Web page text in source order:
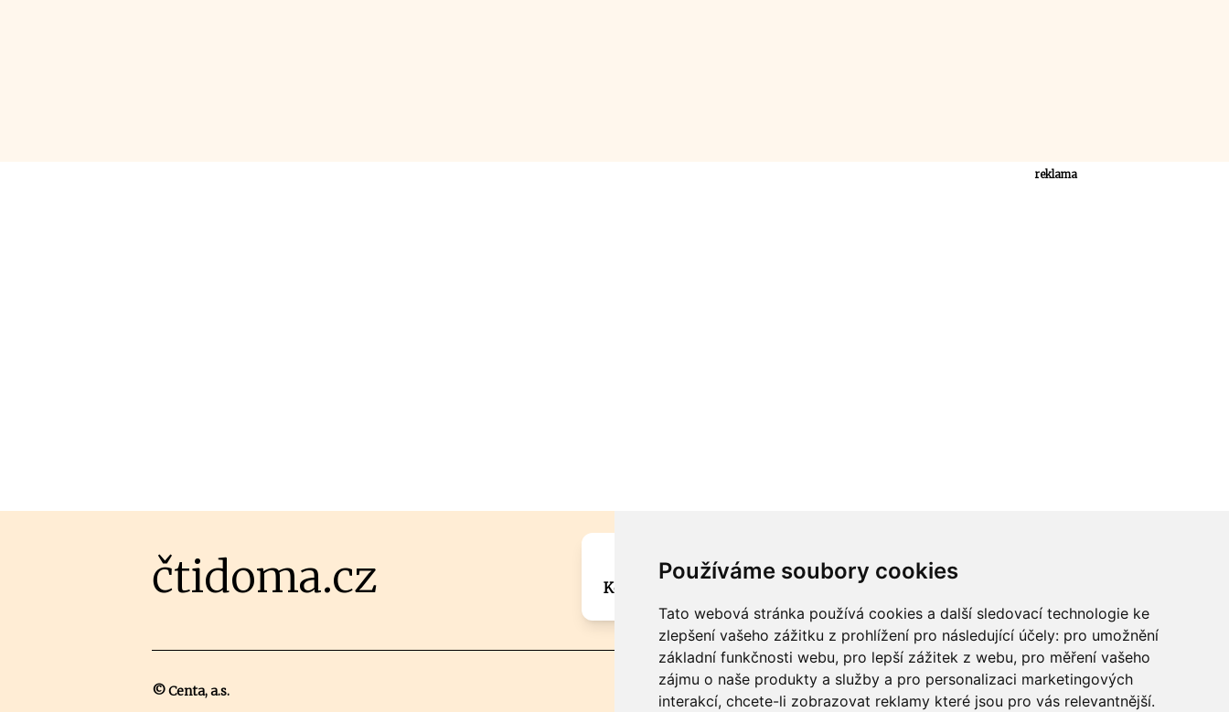
Používáme soubory cookies
Tato webová stránka používá cookies a další sledovací technologie ke
zlepšení vašeho zážitku z prohlížení pro následující účely: pro umožnění
základní funkčnosti webu, pro lepší zážitek z webu, pro měření vašeho
zájmu o naše produkty a služby a pro personalizaci marketingových
interakcí, chcete-li zobrazovat reklamy které jsou pro vás relevantnější.
reklama
čtidoma.cz
Máte zajímavou informaci? Chcete spolupracovat?
Kontaktujte šéfredaktora Martina Chalupu:
© Centa, a.s.